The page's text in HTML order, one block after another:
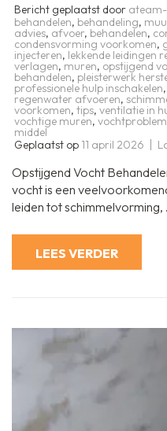
Bericht geplaatst door
behandelen, behandeling,
advies, afvoer, behandelen,
condensvorming voorkomen,
injecteren, lekkende leidingen
verlagen, muren, opstijgend
behandelen, pleisterwerk
professionele hulp inschakelen,
regenwater afvoeren,
voorkomen, tips, ventilatie in
vochtige muren,
middel
Geplaatst op 11 april 2026
Opstijgend Vocht
vocht is een
leiden tot schimmelvorming,
LEES VERDER